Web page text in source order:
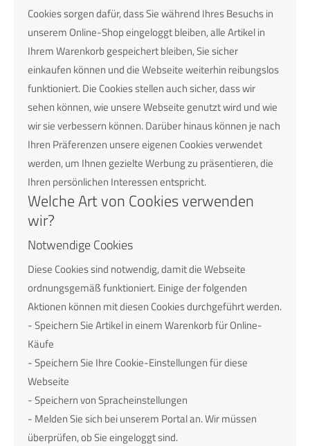
Cookies sorgen dafür, dass Sie während Ihres Besuchs in
unserem Online-Shop eingeloggt bleiben, alle Artikel in
Ihrem Warenkorb gespeichert bleiben, Sie sicher
einkaufen können und die Webseite weiterhin reibungslos
funktioniert. Die Cookies stellen auch sicher, dass wir
sehen können, wie unsere Webseite genutzt wird und wie
wir sie verbessern können. Darüber hinaus können je nach
Ihren Präferenzen unsere eigenen Cookies verwendet
werden, um Ihnen gezielte Werbung zu präsentieren, die
Ihren persönlichen Interessen entspricht.
Welche Art von Cookies verwenden
wir?
Notwendige Cookies
Diese Cookies sind notwendig, damit die Webseite
ordnungsgemäß funktioniert. Einige der folgenden
Aktionen können mit diesen Cookies durchgeführt werden.
- Speichern Sie Artikel in einem Warenkorb für Online-
Käufe
- Speichern Sie Ihre Cookie-Einstellungen für diese
Webseite
- Speichern von Spracheinstellungen
- Melden Sie sich bei unserem Portal an. Wir müssen
überprüfen, ob Sie eingeloggt sind.